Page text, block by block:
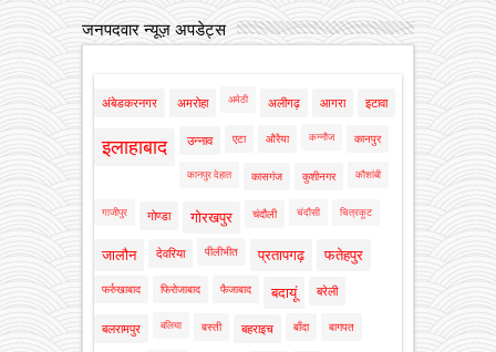
जनपदवार न्यूज़ अपडेट्स
अंबेडकरनगर अमरोहा अमेठी अलीगढ़ आगरा इटावा
इलाहाबाद उन्नाव एटा औरैया कन्नौज कानपुर
कानपुर देहात कासगंज कुशीनगर कौशांबी
गाजीपुर गोण्डा गोरखपुर चंदौली चंदौसी चित्रकूट
जालौन देवरिया पीलीभीत प्रतापगढ़ फतेहपुर
फर्रुखाबाद फिरोजाबाद फैजाबाद बदायूं बरेली
बलरामपुर बलिया बस्ती बहराइच बाँदा बागपत